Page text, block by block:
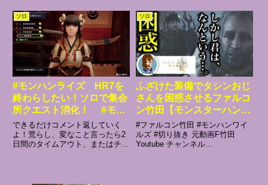
2026/6/18
ソロ
#モンハンライズ HR7を
終わらしたい！ソロで集会
所クエスト消化！ #モン
スターハンターライズ #
モンハン
できるだけコメント返していく
よ！荒らし、変なこと言ったら2
日間のタイムアウト、またはチャ
ソロ
ふざけた装備でタシンおじ
さんを困惑させるファルコ
ン竹田【モンスターハンタ
ーワイルズ 初見 ソロ、
オメガ討伐への道】
【2026/06/21】
#ファルコン竹田 #モンハンワイ
ルズ #切り抜き 元動画F竹田
Youtube チャンネル